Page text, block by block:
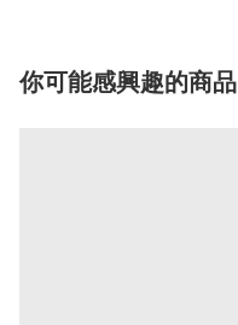
你可能感興趣的商品